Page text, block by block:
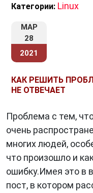
Категории: Linux
МАР
28
2021
КАК РЕШИТЬ
НЕ ОТВЕЧАЕТ
Проблема с тем,
очень
многих людей,
что произошло и
ошибку.Имея это в
пост, в котором